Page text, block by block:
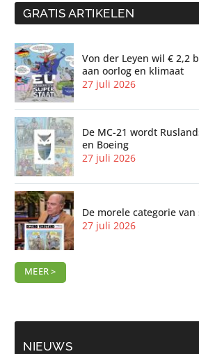
GRATIS ARTIKELEN
Von der Leyen wil € 2,2
aan oorlog en klimaat
27 juli 2026
De MC-21 wordt
en Boeing
27 juli 2026
De morele categorie
27 juli 2026
MEER >
NIEUWS